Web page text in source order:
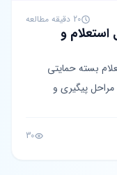
20 دقیقه مطالعه
و
بسته حمایتی
مراحل پیگیری و
30